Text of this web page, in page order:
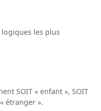
les plus
SOIT « enfant », SOIT
étranger ».